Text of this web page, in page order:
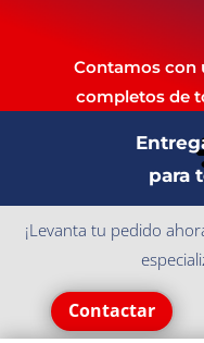
Contamos con
completos de
para
¡Levanta tu pedido
Contactar